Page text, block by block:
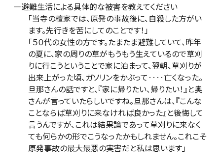
―避難生活による具体的な被害を教えてください
「当寺の檀家では、原発の事故後に、自殺した方がい
ます。先行きを苦にしてのことです！」
「５０代の女性の方です。たまたま避難していて、昨年
の夏に、家の周りの草がもうもう生えているので草刈
りに行こうということで家に泊まって、翌朝、草刈りが
出来上がった頃、ガソリンをかぶって‥‥亡くなった。
旦那さんの話ですと、『家に帰りたい、帰りたい！』と奥
さんが言っていたらしいですね。旦那さんは、『こんな
ことならば草刈りに来なければ良かった』と後悔して
言うんですが、これは結果論であって草刈りに来なく
ても何らかの形でこうなったかもしれません。これこそ
原発事故の最大最悪の実害だと私は思います」